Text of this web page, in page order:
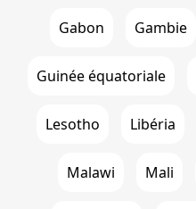
Gabon Gambie
Guinée équatoriale
Lesotho Libéria
Malawi Mali